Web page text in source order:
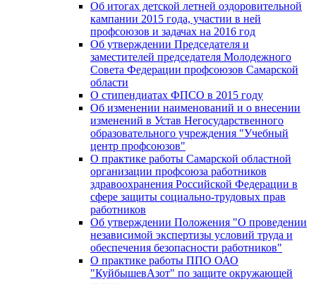
Об итогах детской летней оздоровительной
кампании 2015 года, участии в ней
профсоюзов и задачах на 2016 год
Об утверждении Председателя и
заместителей председателя Молодежного
Совета Федерации профсоюзов Самарской
области
О стипендиатах ФПСО в 2015 году
Об изменении наименований и о внесении
изменений в Устав Негосударственного
образовательного учреждения "Учебный
центр профсоюзов"
О практике работы Самарской областной
организации профсоюза работников
здравоохранения Российской Федерации в
сфере защиты социально-трудовых прав
работников
Об утверждении Положения "О проведении
независимой экспертизы условий труда и
обеспечения безопасности работников"
О практике работы ППО ОАО
"КуйбышевАзот" по защите окружающей